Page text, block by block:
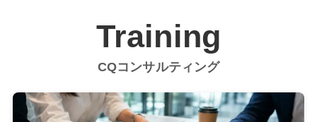
Training
CQコンサルティング